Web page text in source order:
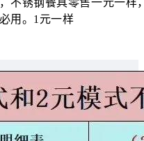
用。1元一样